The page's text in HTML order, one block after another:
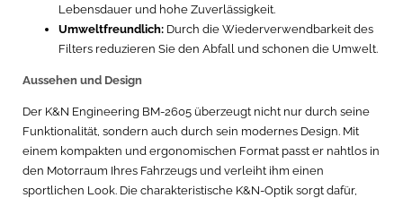
Lebensdauer und hohe Zuverlässigkeit.
Umweltfreundlich: Durch die Wiederverwendbarkeit des
Filters reduzieren Sie den Abfall und schonen die Umwelt.
Aussehen und Design
Der K&N Engineering BM-2605 überzeugt nicht nur durch seine
Funktionalität, sondern auch durch sein modernes Design. Mit
einem kompakten und ergonomischen Format passt er nahtlos in
den Motorraum Ihres Fahrzeugs und verleiht ihm einen
sportlichen Look. Die charakteristische K&N-Optik sorgt dafür,